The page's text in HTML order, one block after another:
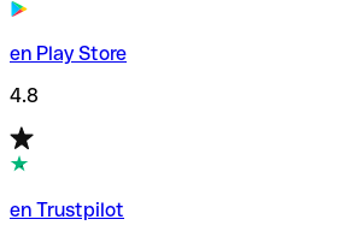
en Play Store
4.8
en Trustpilot